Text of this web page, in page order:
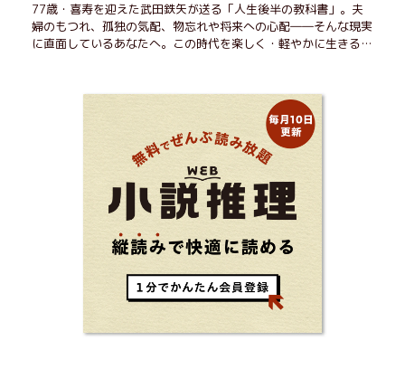
77歳・喜寿を迎えた武田鉄矢が送る「人生後半の教科書」。夫
婦のもつれ、孤独の気配、物忘れや将来への心配――そんな現実
に直面しているあなたへ。この時代を楽しく・軽やかに生きるヒ
ら！ 読むだけで前向きになれる一冊。